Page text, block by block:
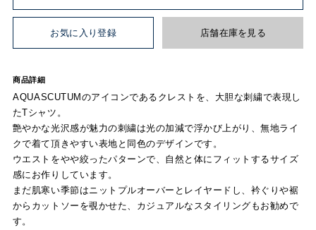
お気に入り登録 店舗在庫を見る
商品詳細
AQUASCUTUMのアイコンであるクレストを、大胆な刺繍で表現し
たTシャツ。
艶やかな光沢感が魅力の刺繍は光の加減で浮かび上がり、無地ライ
クで着て頂きやすい表地と同色のデザインです。
ウエストをやや絞ったパターンで、自然と体にフィットするサイズ
感にお作りしています。
まだ肌寒い季節はニットプルオーバーとレイヤードし、衿ぐりや裾
からカットソーを覗かせた、カジュアルなスタイリングもお勧めで
す。